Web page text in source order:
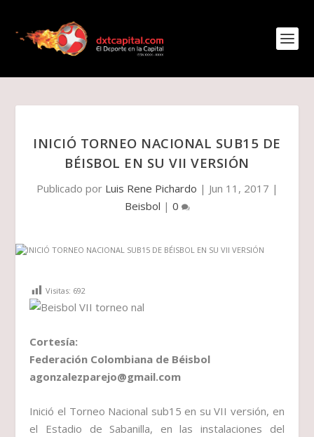
INICIÓ TORNEO NACIONAL SUB15 DE
BÉISBOL EN SU VII VERSIÓN
Publicado por Luis Rene Pichardo | Jun 11, 2017 |
Beisbol | 0
Visitas: 692
Cortesía:
Federación Colombiana de Béisbol
agonzalezparejo@gmail.com
Inició el Torneo Nacional sub15 en su VII versión, en
el Estadio de Sabanilla, en las instalaciones del